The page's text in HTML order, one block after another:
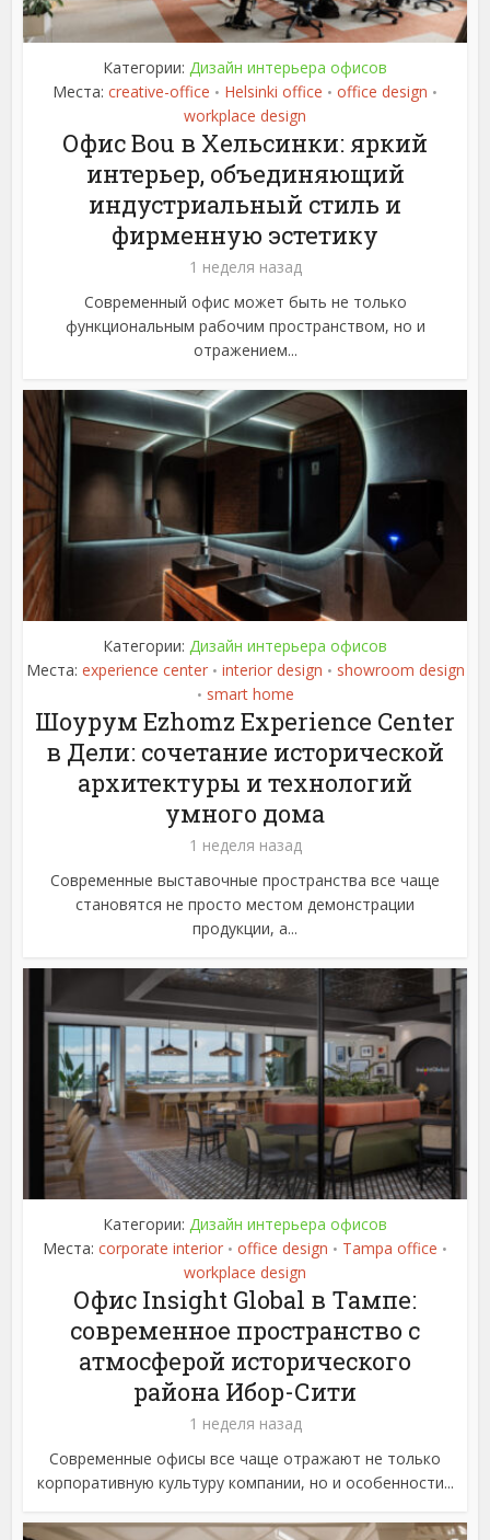
Категории: Дизайн интерьера офисов
Места: creative-office • Helsinki office • office design •
workplace design
Офис Bou в Хельсинки: яркий
интерьер, объединяющий
индустриальный стиль и
фирменную эстетику
1 неделя назад
Современный офис может быть не только
функциональным рабочим пространством, но и
отражением...
Категории: Дизайн интерьера офисов
Места: experience center • interior design • showroom design
• smart home
Шоурум Ezhomz Experience Center
в Дели: сочетание исторической
архитектуры и технологий
умного дома
1 неделя назад
Современные выставочные пространства все чаще
становятся не просто местом демонстрации
продукции, а...
Категории: Дизайн интерьера офисов
Места: corporate interior • office design • Tampa office •
workplace design
Офис Insight Global в Тампе:
современное пространство с
атмосферой исторического
района Ибор-Сити
1 неделя назад
Современные офисы все чаще отражают не только
корпоративную культуру компании, но и особенности...